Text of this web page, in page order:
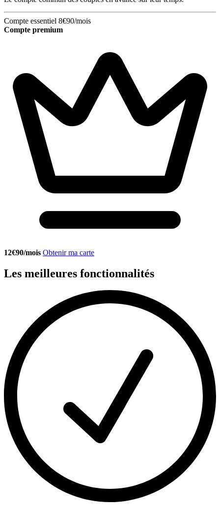
Compte essentiel 8€90/mois
Compte premium
12€90/mois Obtenir ma carte
Les meilleures fonctionnalités